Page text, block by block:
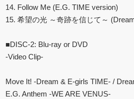
14. Follow Me (E.G. TIME version)
15. 希望の光 ～奇跡を信じて～
■DISC-2: Blu-ray or DVD
-Video Clip-
Move It! -Dream & E-girls TIME- /
E.G. Anthem -WE ARE VENUS-